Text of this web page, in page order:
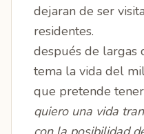
dejaran de ser
residentes.
después de largas
tema la vida del
que pretende
quiero una vida